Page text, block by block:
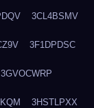
3CL4BSMV
3F1DPDSC
3GVOCWRP
3HSTLPXX